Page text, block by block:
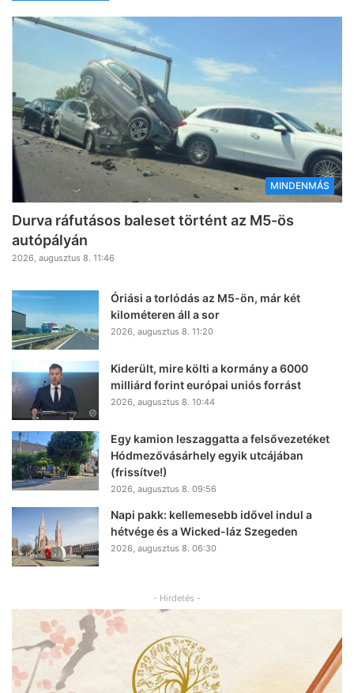
MINDENMÁS
Durva ráfutásos baleset történt az M5-ös
autópályán
2026, augusztus 8. 11:46
Óriási a torlódás az M5-ön, már két
kilométeren áll a sor
2026, augusztus 8. 11:20
Kiderült, mire költi a kormány a 6000
milliárd forint európai uniós forrást
2026, augusztus 8. 10:44
Egy kamion leszaggatta a felsővezetéket
Hódmezővásárhely egyik utcájában
(frissítve!)
2026, augusztus 8. 09:56
Napi pakk: kellemesebb idővel indul a
hétvége és a Wicked-láz Szegeden
2026, augusztus 8. 06:30
- Hirdetés -